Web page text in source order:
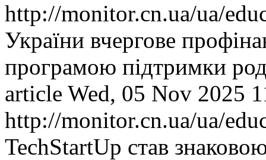
http://monitor.cn.ua/ua/
України вчергове
програмою підтримки
article Wed, 05 Nov 2025
http://monitor.cn.ua/ua/
TechStartUp став